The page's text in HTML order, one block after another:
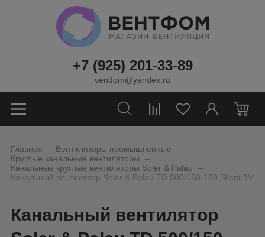
+7 (925) 201-33-89
ventfom@yandex.ru
0
Главная Вентиляторы промышленные
Круглые канальные вентиляторы _
Канальные круглые вентиляторы Soler & Palau
Канальный вентилятор Soler & Palau TD 500/150-160 Silent 3V
Канальный вентилятор